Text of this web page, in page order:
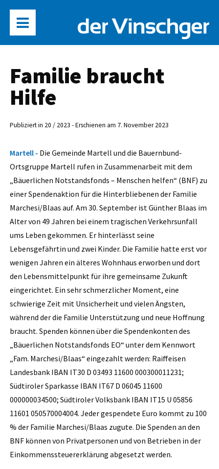
Familie braucht
Hilfe
Publiziert in 20 / 2023 - Erschienen am 7. November 2023
Martell - Die Gemeinde Martell und die Bauernbund-
Ortsgruppe Martell rufen in Zusammenarbeit mit dem
„Bäuerlichen Notstandsfonds – Menschen helfen“ (BNF) zu
einer Spendenaktion für die Hinterbliebenen der Familie
Marchesi/Blaas auf. Am 30. September ist Günther Blaas im
Alter von 49 Jahren bei einem tragischen Verkehrsunfall
ums Leben gekommen. Er hinterlässt seine
Lebensgefährtin und zwei Kinder. Die Familie hatte erst vor
wenigen Jahren ein älteres Wohnhaus erworben und dort
den Lebensmittelpunkt für ihre gemeinsame Zukunft
eingerichtet. Ein sehr schmerzlicher Moment, eine
schwierige Zeit mit Unsicherheit und vielen Ängsten,
während der die Familie Unterstützung und neue Hoffnung
braucht. Spenden können über die Spendenkonten des
„Bäuerlichen Notstandsfonds EO“ unter dem Kennwort
„Fam. Marchesi/Blaas“ eingezahlt werden: Raiffeisen
Landesbank IBAN IT30 D 03493 11600 000300011231;
Südtiroler Sparkasse IBAN IT67 D 06045 11600
000000034500; Südtiroler Volksbank IBAN IT15 U 05856
11601 050570004004. Jeder gespendete Euro kommt zu 100
% der Familie Marchesi/Blaas zugute. Die Spenden an den
BNF können von Privatpersonen und von Betrieben in der
Einkommenssteuererklärung abgesetzt werden.